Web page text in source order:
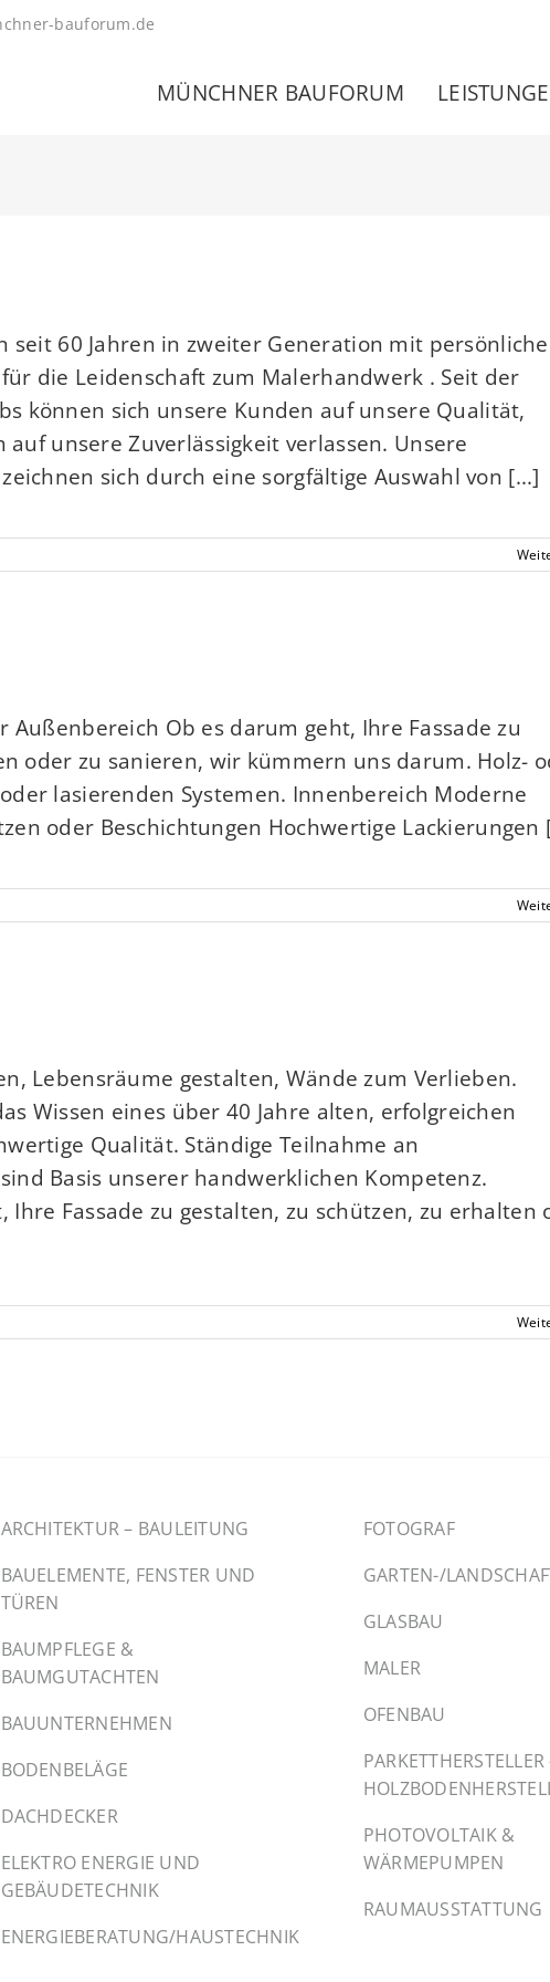
bauforum.de
MÜNCHNER BAUFORUM
60 Jahren in zweiter Generation mit
die Leidenschaft zum Malerhandwerk . Seit der
können sich unsere Kunden auf unsere Qualität,
unsere Zuverlässigkeit verlassen. Unsere
sich durch eine sorgfältige Auswahl von [...]
Außenbereich Ob es darum geht, Ihre Fassade zu
oder zu sanieren, wir kümmern uns darum. Holz-
lasierenden Systemen. Innenbereich Moderne
oder Beschichtungen Hochwertige Lackierungen
Lebensräume gestalten, Wände zum Verlieben.
Wissen eines über 40 Jahre alten, erfolgreichen
Qualität. Ständige Teilnahme an
Basis unserer handwerklichen Kompetenz.
Fassade zu gestalten, zu schützen, zu erhalten
ARCHITEKTUR – BAULEITUNG
BAUELEMENTE, FENSTER UND
TÜREN
BAUMPFLEGE &
BAUMGUTACHTEN
BAUUNTERNEHMEN
BODENBELÄGE
DACHDECKER
ELEKTRO ENERGIE UND
GEBÄUDETECHNIK
ENERGIEBERATUNG/HAUSTECHNIK
FOTOGRAF
GARTEN-/
GLASBAU
MALER
OFENBAU
PARKETTHERSTELLER
PHOTOVOLTAIK &
WÄRMEPUMPEN
RAUMAUSSTATTUNG